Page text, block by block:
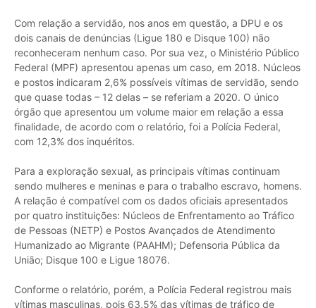
Com relação a servidão, nos anos em questão, a DPU e os
dois canais de denúncias (Ligue 180 e Disque 100) não
reconheceram nenhum caso. Por sua vez, o Ministério Público
Federal (MPF) apresentou apenas um caso, em 2018. Núcleos
e postos indicaram 2,6% possíveis vítimas de servidão, sendo
que quase todas – 12 delas – se referiam a 2020. O único
órgão que apresentou um volume maior em relação a essa
finalidade, de acordo com o relatório, foi a Polícia Federal,
com 12,3% dos inquéritos.
Para a exploração sexual, as principais vítimas continuam
sendo mulheres e meninas e para o trabalho escravo, homens.
A relação é compatível com os dados oficiais apresentados
por quatro instituições: Núcleos de Enfrentamento ao Tráfico
de Pessoas (NETP) e Postos Avançados de Atendimento
Humanizado ao Migrante (PAAHM); Defensoria Pública da
União; Disque 100 e Ligue 18076.
Conforme o relatório, porém, a Polícia Federal registrou mais
vítimas masculinas, pois 63,5% das vítimas de tráfico de